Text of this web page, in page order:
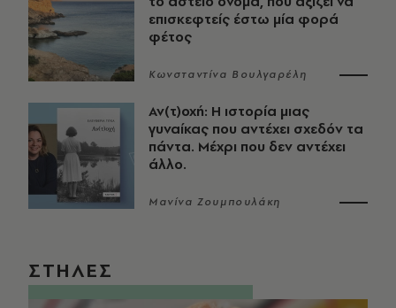
επισκεφτείς έστω μία φορά
φέτος
Κωνσταντίνα Βουλγαρέλη
Αν(τ)οχή: Η ιστορία μιας
γυναίκας που αντέχει σχεδόν τα
πάντα. Μέχρι που δεν αντέχει
άλλο.
Μανίνα Ζουμπουλάκη
ΣΤΗΛΕΣ